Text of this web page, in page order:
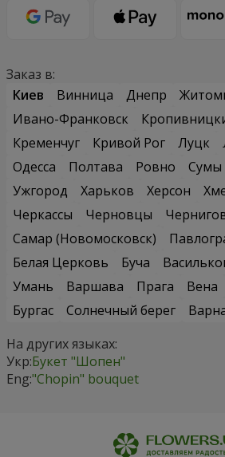
Заказ в:
Киев
Винница Днепр
Ивано-Франковск
Кременчуг
Кривой Рог Луцк
Одесса
Полтава Ровно Сумы
Ужгород
Харьков Херсон
Черкассы
Черновцы
Самар (Новомосковск)
Белая Церковь
Буча
Умань
Варшава Прага Вена
Бургас
Солнечный берег
На других языках:
Укр:Букет "Шопен"
Eng:"Chopin" bouquet